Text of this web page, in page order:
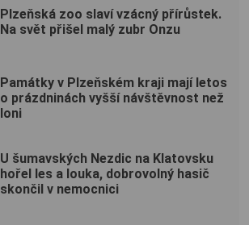
Plzeňská zoo slaví vzácný přírůstek.
Na svět přišel malý zubr Onzu
Památky v Plzeňském kraji mají letos
o prázdninách vyšší návštěvnost než
loni
U šumavských Nezdic na Klatovsku
hořel les a louka, dobrovolný hasič
skončil v nemocnici